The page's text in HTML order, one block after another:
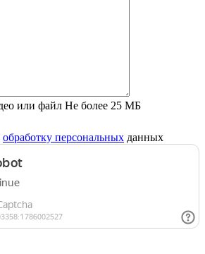
или файл Не более 25 МБ
обработку персональных данных